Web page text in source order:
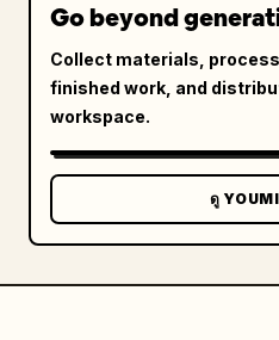
Go beyond
Collect materials,
finished work, and
workspace.
ดู